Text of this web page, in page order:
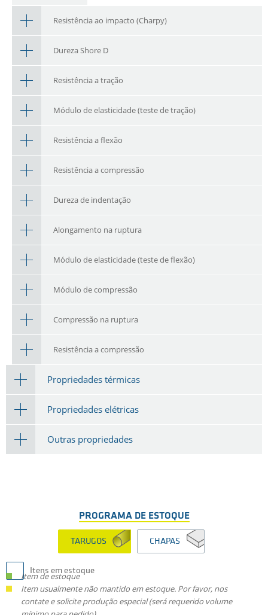
Resistência ao impacto (Charpy)
Dureza Shore D
Resistência a tração
Módulo de elasticidade (teste de tração)
Resistência a flexão
Resistência a compressão
Dureza de indentação
Alongamento na ruptura
Módulo de elasticidade (teste de flexão)
Módulo de compressão
Compressão na ruptura
Resistência a compressão
Propriedades térmicas
Propriedades elétricas
Outras propriedades
PROGRAMA DE ESTOQUE
TARUGOS CHAPAS
Itens em estoque
Item de estoque
Item usualmente não mantido em estoque. Por favor, nos
contate e solicite produção especial (será requerido volume